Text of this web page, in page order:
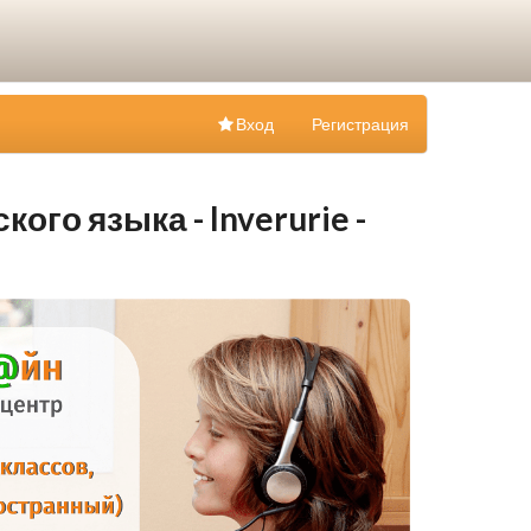
Регистрация
Вход
языка - Inverurie -